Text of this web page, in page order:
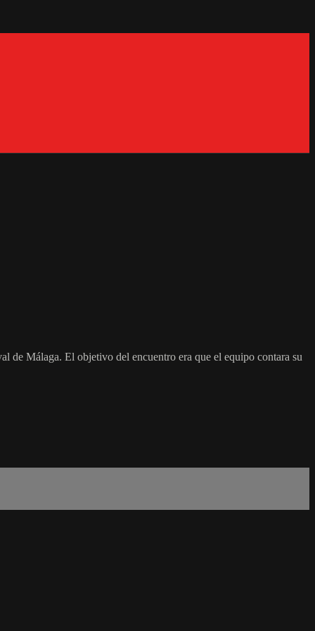
de Málaga. El objetivo del encuentro era que el equipo contara su